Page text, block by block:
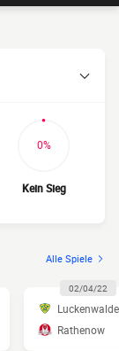
0%
Kein Sieg
Alle Spiele
02/04/22
Luckenwalde
Rathenow